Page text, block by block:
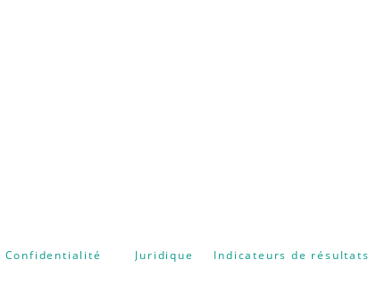
Confidentialité Juridique Indicateurs de résultats